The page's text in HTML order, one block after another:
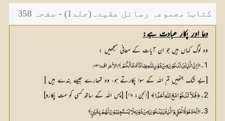
کتاب: مجموعہ رسائل عقیدہ(جلد1) - صفحہ 358
دعا اور پکار عبادت ہے:
وہ لوگ کہاں ہیں جو ان آیات کے معانی سمجھیں :
1۔
﴿ اِنَّ الَّذِیْنَ تَدْعُوْنَ مِنْ دُوْنِ اللّٰہِ عِبَادٌ اَمْثَالُکُمْ﴾ [الأعراف: ۱۹۴]
[بے شک جنھیں تم اللہ کے سوا پکارتے ہو، وہ تمھارے جیسے بندے ہیں ]
2۔﴿
فَلاَ تَدْعُوْا مَعَ اللّٰہِ اَحَدًا﴾ [الجن: ۱۸] [پس اللہ کے ساتھ کسی کو مت پکارو]
3۔ ﴿ لَہٗ دَعْوَۃُ الْحَقِّ وَ الَّذِیْنَ یَدْعُوْنَ مِنْ دُوْنِہٖ لَا یَسْتَجِیْبُوْنَ لَھُمْ بِشَیْئٍ﴾